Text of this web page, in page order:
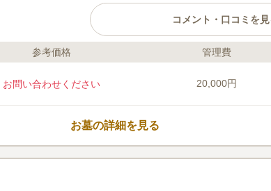
コメント・口コミを見
ライフドット編集部のコメント
てアクセスしやすい好立地に佇む寺
ながら、静かで安らぎを感じる空間
域は足元の心配なくスムーズに歩くこ
も優しいです。駐車場があるため、お
参考価格 管理費
お問い合わせください 20,000円
お墓の詳細を見る